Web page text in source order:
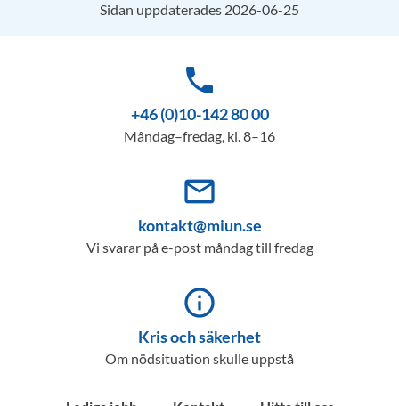
Sidan uppdaterades 2026-06-25
phone
+46 (0)10-142 80 00
Måndag–fredag, kl. 8–16
mail_outline
kontakt@miun.se
Vi svarar på e-post måndag till fredag
info_outline
Kris och säkerhet
Om nödsituation skulle uppstå